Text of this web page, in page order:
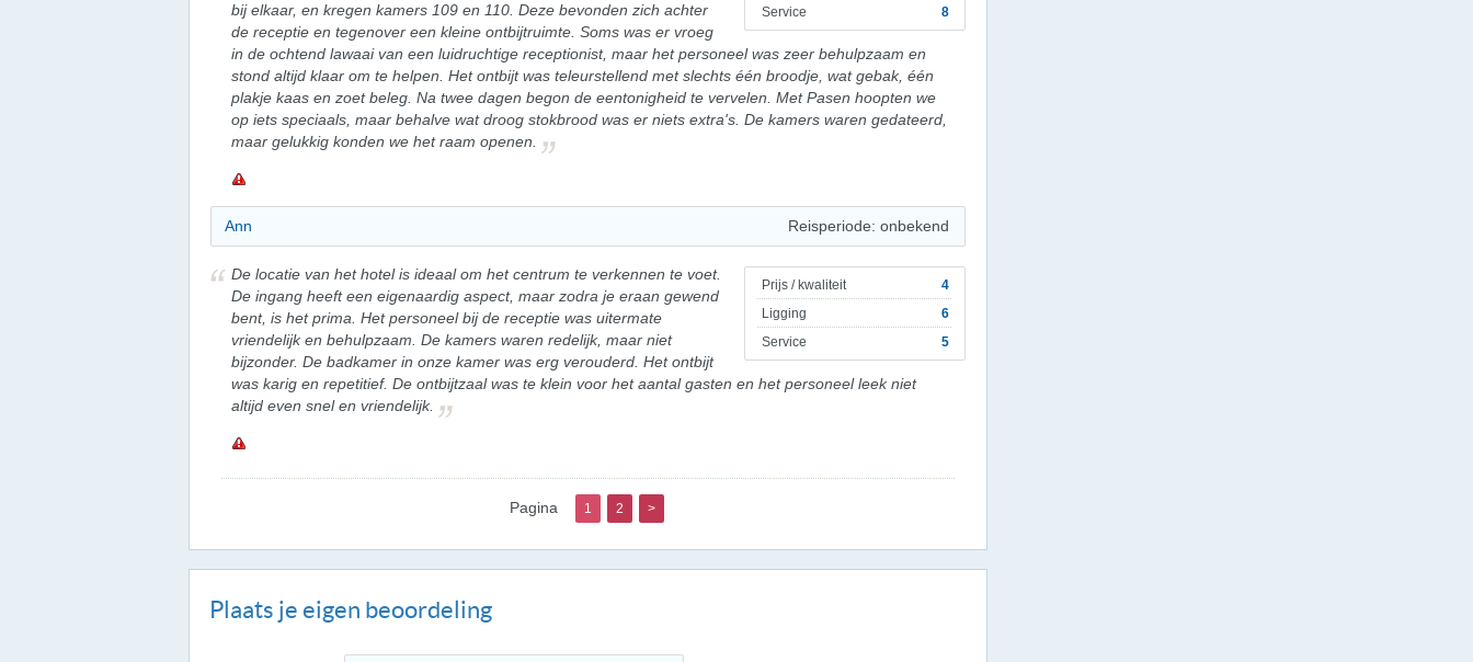
Service
8
bij elkaar, en kregen kamers 109 en 110. Deze bevonden zich achter
de receptie en tegenover een kleine ontbijtruimte. Soms was er vroeg
in de ochtend lawaai van een luidruchtige receptionist, maar het personeel was zeer behulpzaam en
stond altijd klaar om te helpen. Het ontbijt was teleurstellend met slechts één broodje, wat gebak, één
plakje kaas en zoet beleg. Na twee dagen begon de eentonigheid te vervelen. Met Pasen hoopten we
op iets speciaals, maar behalve wat droog stokbrood was er niets extra's. De kamers waren gedateerd,
maar gelukkig konden we het raam openen.
Ann Reisperiode: onbekend
Prijs / kwaliteit
4
Ligging
6
Service
5
De locatie van het hotel is ideaal om het centrum te verkennen te voet.
De ingang heeft een eigenaardig aspect, maar zodra je eraan gewend
bent, is het prima. Het personeel bij de receptie was uitermate
vriendelijk en behulpzaam. De kamers waren redelijk, maar niet
bijzonder. De badkamer in onze kamer was erg verouderd. Het ontbijt
was karig en repetitief. De ontbijtzaal was te klein voor het aantal gasten en het personeel leek niet
altijd even snel en vriendelijk.
Pagina 1 2 >
Plaats je eigen beoordeling